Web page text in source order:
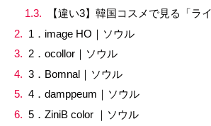
【違い3】韓国コスメで見る「ラ
1．image HO｜ソウル
2．ocollor｜ソウル
3．Bomnal｜ソウル
4．damppeum｜ソウル
5．ZiniB color ｜ソウル